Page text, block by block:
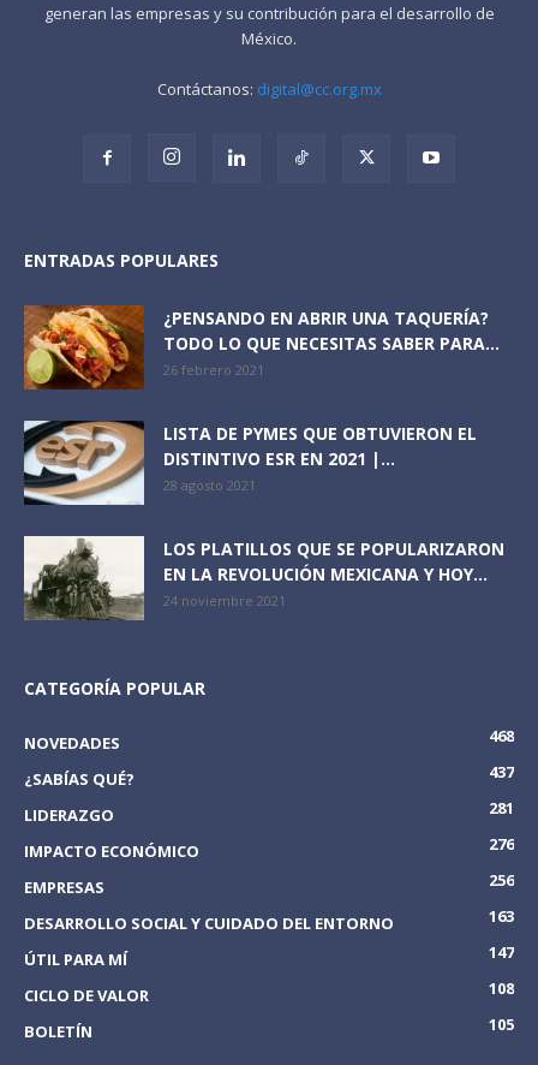
generan las empresas y su contribución para el desarrollo de
México.
Contáctanos: digital@cc.org.mx
ENTRADAS POPULARES
¿PENSANDO EN ABRIR UNA TAQUERÍA?
TODO LO QUE NECESITAS SABER PARA...
26 febrero 2021
LISTA DE PYMES QUE OBTUVIERON EL
DISTINTIVO ESR EN 2021 |...
28 agosto 2021
LOS PLATILLOS QUE SE POPULARIZARON
EN LA REVOLUCIÓN MEXICANA Y HOY...
24 noviembre 2021
CATEGORÍA POPULAR
NOVEDADES
468
¿SABÍAS QUÉ?
437
LIDERAZGO
281
IMPACTO ECONÓMICO
276
EMPRESAS
256
DESARROLLO SOCIAL Y CUIDADO DEL ENTORNO
163
ÚTIL PARA MÍ
147
CICLO DE VALOR
108
BOLETÍN
105